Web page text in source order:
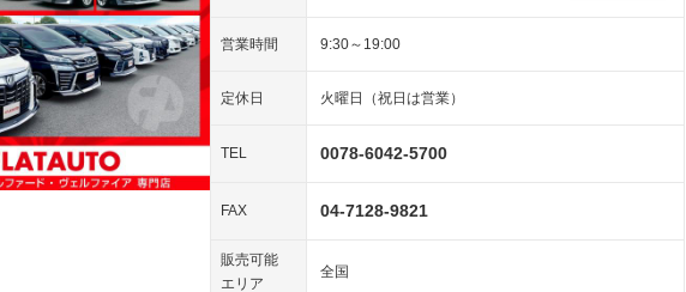
ート － チップアップシート
－ ウォークスルー
シートエアコン 全周囲カメラ
－ エアサスペンション
営業時間 9:30～19:00
定休日 火曜日（祝日は営業）
TEL 0078-6042-5700
FAX 04-7128-9821
販売可能
エリア
全国